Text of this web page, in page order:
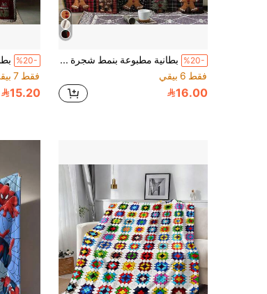
%20-
بطانية مطبوعة بنمط شجرة صنوبر ورجل الزنجبيل الفينتاج 1 قطعة، بطانية دافئة ناعمة مريحة مناسبة للأريكة والسرير والسيارة والمكتب والتخييم والسفر، هدية مناسبة لجميع المناسبات
فقط 6 بيقي
16.00
%20-
فقط 7 بيقي
15.20